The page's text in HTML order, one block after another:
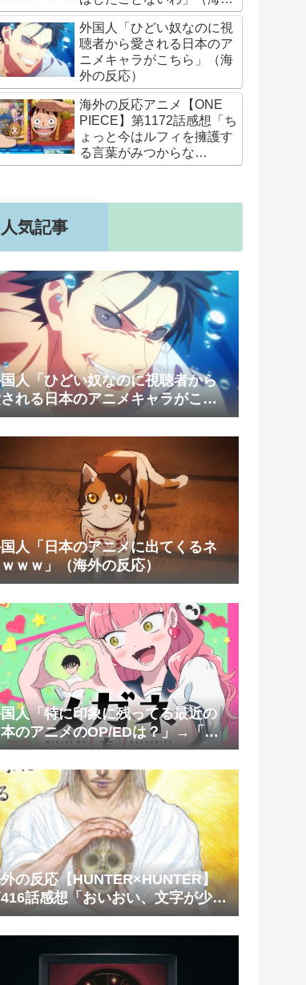
の反応）
外国人「ひどい奴なのに視
聴者から愛される日本のア
ニメキャラがこちら」（海
外の反応）
海外の反応アニメ【ONE
PIECE】第1172話感想「ち
ょっと今はルフィを擁護す
る言葉がみつからな
い･･･」
人気記事
人「ひどい奴なのに視聴者から
れる日本のアニメキャラがこち
（海外の反応）
人「日本のアニメに出てくるネ
ｗｗ」（海外の反応）
人「特に印象に残ってる最近の
のアニメのOP/EDは？」→「一
飛ばしたことないわ」（海外の
）
の反応【HUNTER×HUNTER】
話感想「おいおい、文字が少な
スッキリ読めるぞ！！」